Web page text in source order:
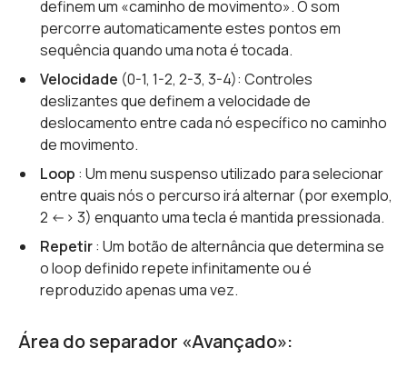
definem um «caminho de movimento». O som
percorre automaticamente estes pontos em
sequência quando uma nota é tocada.
Velocidade (0-1, 1-2, 2-3, 3-4): Controles
deslizantes que definem a velocidade de
deslocamento entre cada nó específico no caminho
de movimento.
Loop : Um menu suspenso utilizado para selecionar
entre quais nós o percurso irá alternar (por exemplo,
2 <-> 3) enquanto uma tecla é mantida pressionada.
Repetir: Um botão de alternância que determina se
o loop definido repete infinitamente ou é
reproduzido apenas uma vez.
Área do separador «Avançado»: